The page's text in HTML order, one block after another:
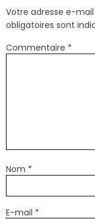
Votre adresse e-
obligatoires sont
Commentaire *
Nom *
E-mail *